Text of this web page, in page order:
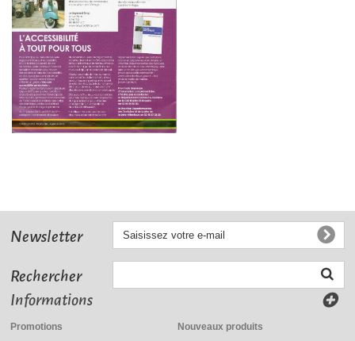
Newsletter
Rechercher
Informations
Promotions
Nouveaux produits